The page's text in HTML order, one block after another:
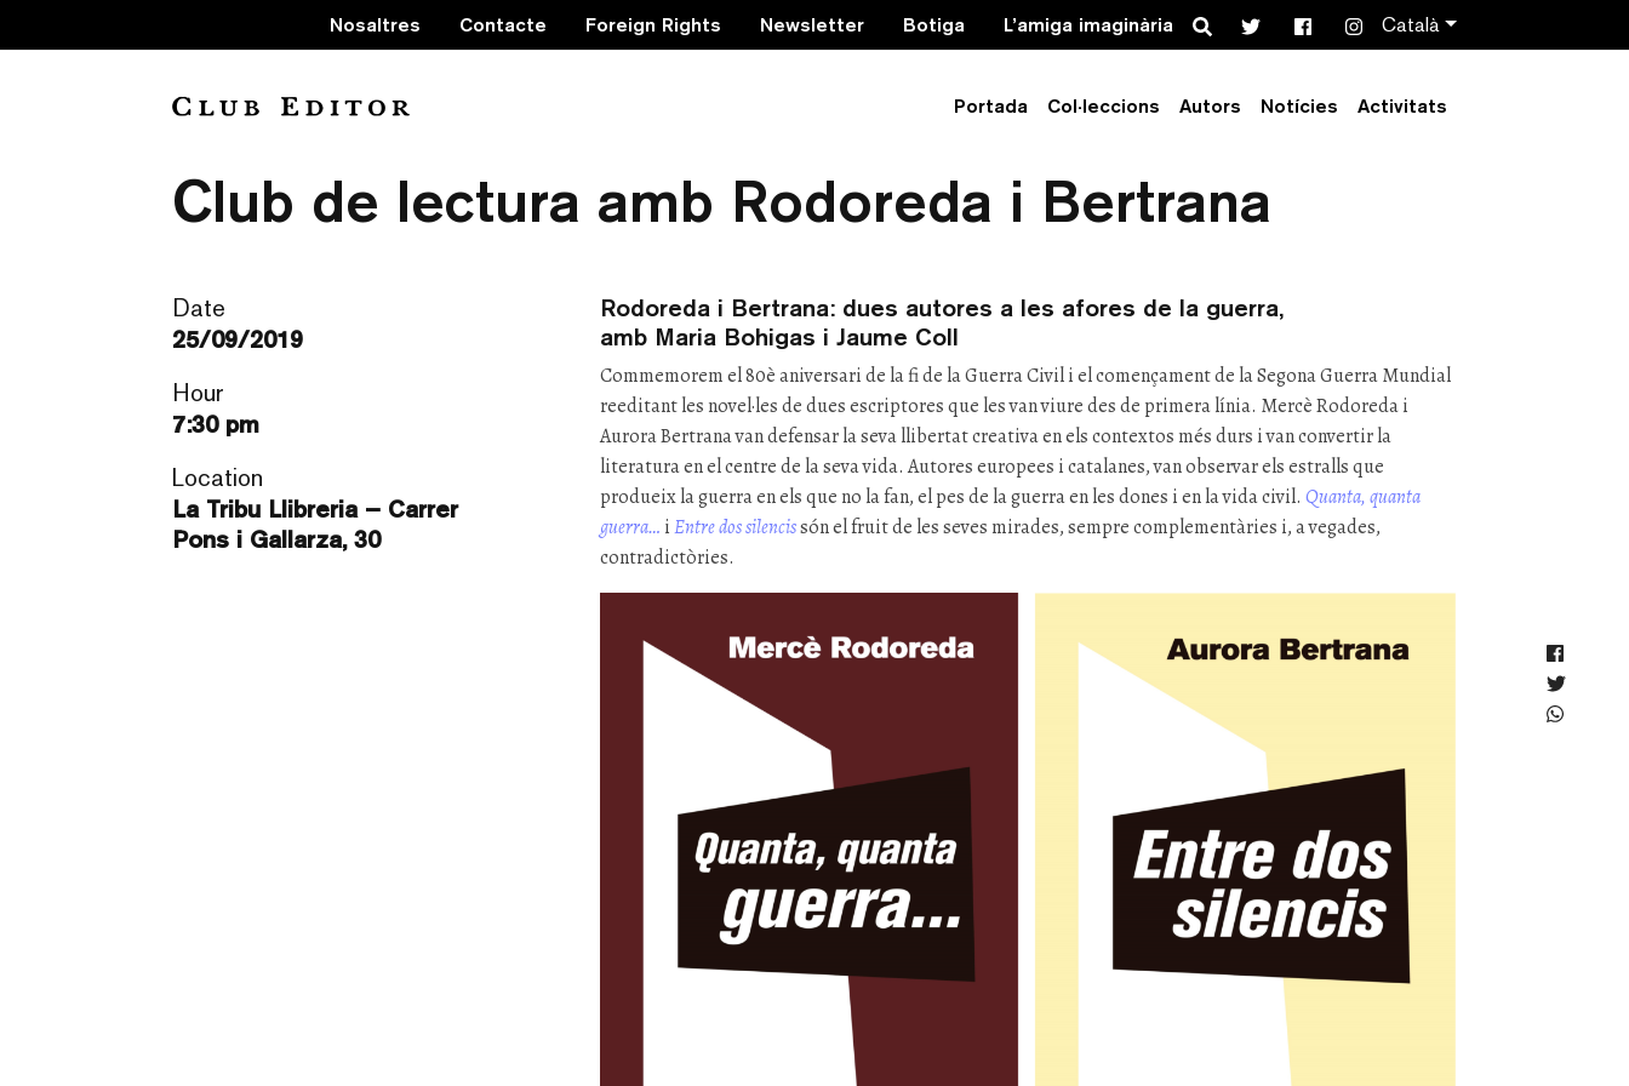
Nosaltres Contacte Foreign Rights Newsletter Botiga L’amiga imaginària Search Català
Portada Col·leccions Autors Notícies Activitats
‘Quanta, quanta guerra…’ i ‘Entre dos silencis’ –
Club de lectura amb Rodoreda i Bertrana
Date
25/09/2019
Hour
7:30 pm
Location
La Tribu Llibreria – Carrer
Pons i Gallarza, 30
Rodoreda i Bertrana: dues autores a les afores de la guerra,
amb Maria Bohigas i Jaume Coll
Commemorem el 80è aniversari de la fi de la Guerra Civil i el començament de la Segona Guerra Mundial
reeditant les novel·les de dues escriptores que les van viure des de primera línia. Mercè Rodoreda i
Aurora Bertrana van defensar la seva llibertat creativa en els contextos més durs i van convertir la
literatura en el centre de la seva vida. Autores europees i catalanes, van observar els estralls que
produeix la guerra en els que no la fan, el pes de la guerra en les dones i en la vida civil.Quanta, quanta
guerra… iEntre dos silencissón el fruit de les seves mirades, sempre complementàries i, a vegades,
contradictòries.